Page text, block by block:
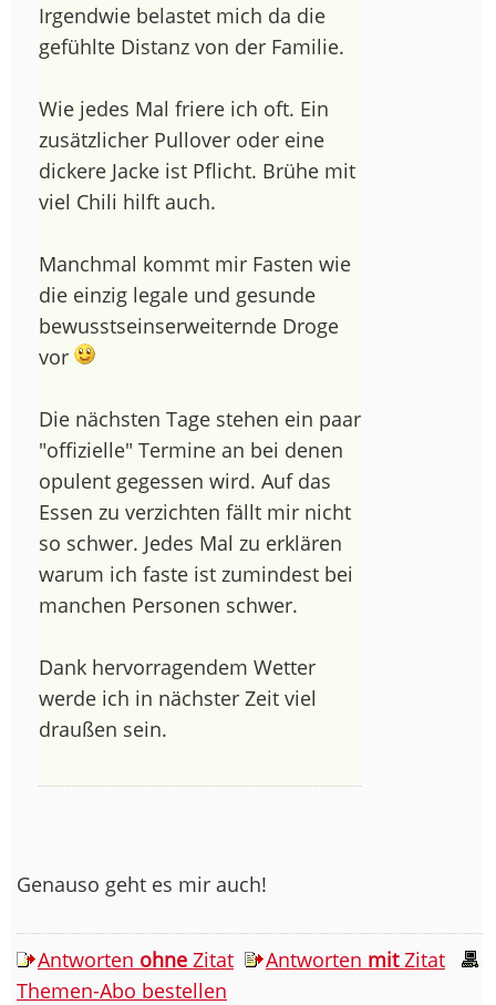
Irgendwie belastet mich da die
gefühlte Distanz von der Familie.
Wie jedes Mal friere ich oft. Ein
zusätzlicher Pullover oder eine
dickere Jacke ist Pflicht. Brühe mit
viel Chili hilft auch.
Manchmal kommt mir Fasten wie
die einzig legale und gesunde
bewusstseinserweiternde Droge
vor
Die nächsten Tage stehen ein paar
"offizielle" Termine an bei denen
opulent gegessen wird. Auf das
Essen zu verzichten fällt mir nicht
so schwer. Jedes Mal zu erklären
warum ich faste ist zumindest bei
manchen Personen schwer.
Dank hervorragendem Wetter
werde ich in nächster Zeit viel
draußen sein.
Genauso geht es mir auch!
Antworten ohne Zitat Antworten mitZitat
Themen-Abo bestellen